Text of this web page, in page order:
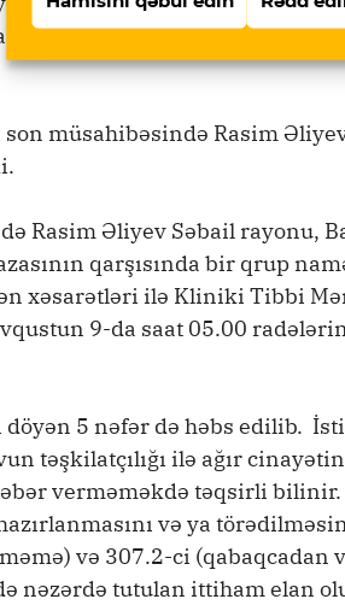
gedişinə təzyiq
müsahibəsində Rasim
Rasim Əliyev Səbail rayonu,
qarşısında bir qrup
xəsarətləri ilə Kliniki Tibbi
9-da saat 05.00
5 nəfər də həbs edilib.
təşkilatçılığı ilə ağır cinayətin
verməməkdə təqsirli
və ya
və 307.2-ci (qabaqcadan
nəzərdə tutulan ittiham elan